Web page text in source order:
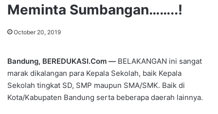
Meminta Sumbangan……..!
October 20, 2019
Bandung, BEREDUKASI.Com — BELAKANGAN ini sangat
marak dikalangan para Kepala Sekolah, baik Kepala
Sekolah tingkat SD, SMP maupun SMA/SMK. Baik di
Kota/Kabupaten Bandung serta beberapa daerah lainnya.